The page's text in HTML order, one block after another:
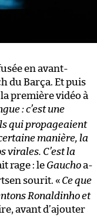
en avant-
du Barça. Et puis
première vidéo à
: c’est une
qui propageaient
certaine manière, la
virales. C’est la
rage : le Gauchoa-
sourit. « Ce que
Ronaldinho et
avant d’ajouter